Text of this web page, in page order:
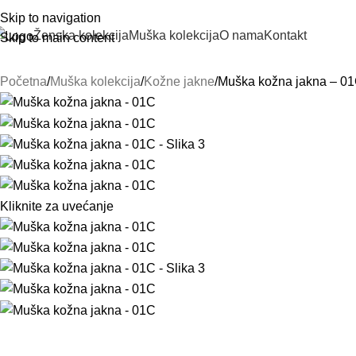
Skip to navigation
Skip to main content
Ženska kolekcijaMuška kolekcijaO namaKontakt
Početna Muška kolekcija Kožne jakne Muška kožna jakna –
Kliknite za uvećanje